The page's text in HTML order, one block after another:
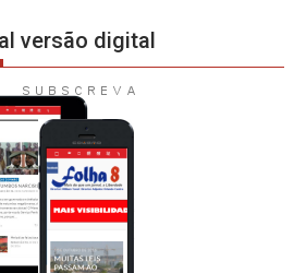
versão digital